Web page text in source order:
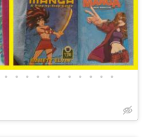
• • • • • • • • • • •